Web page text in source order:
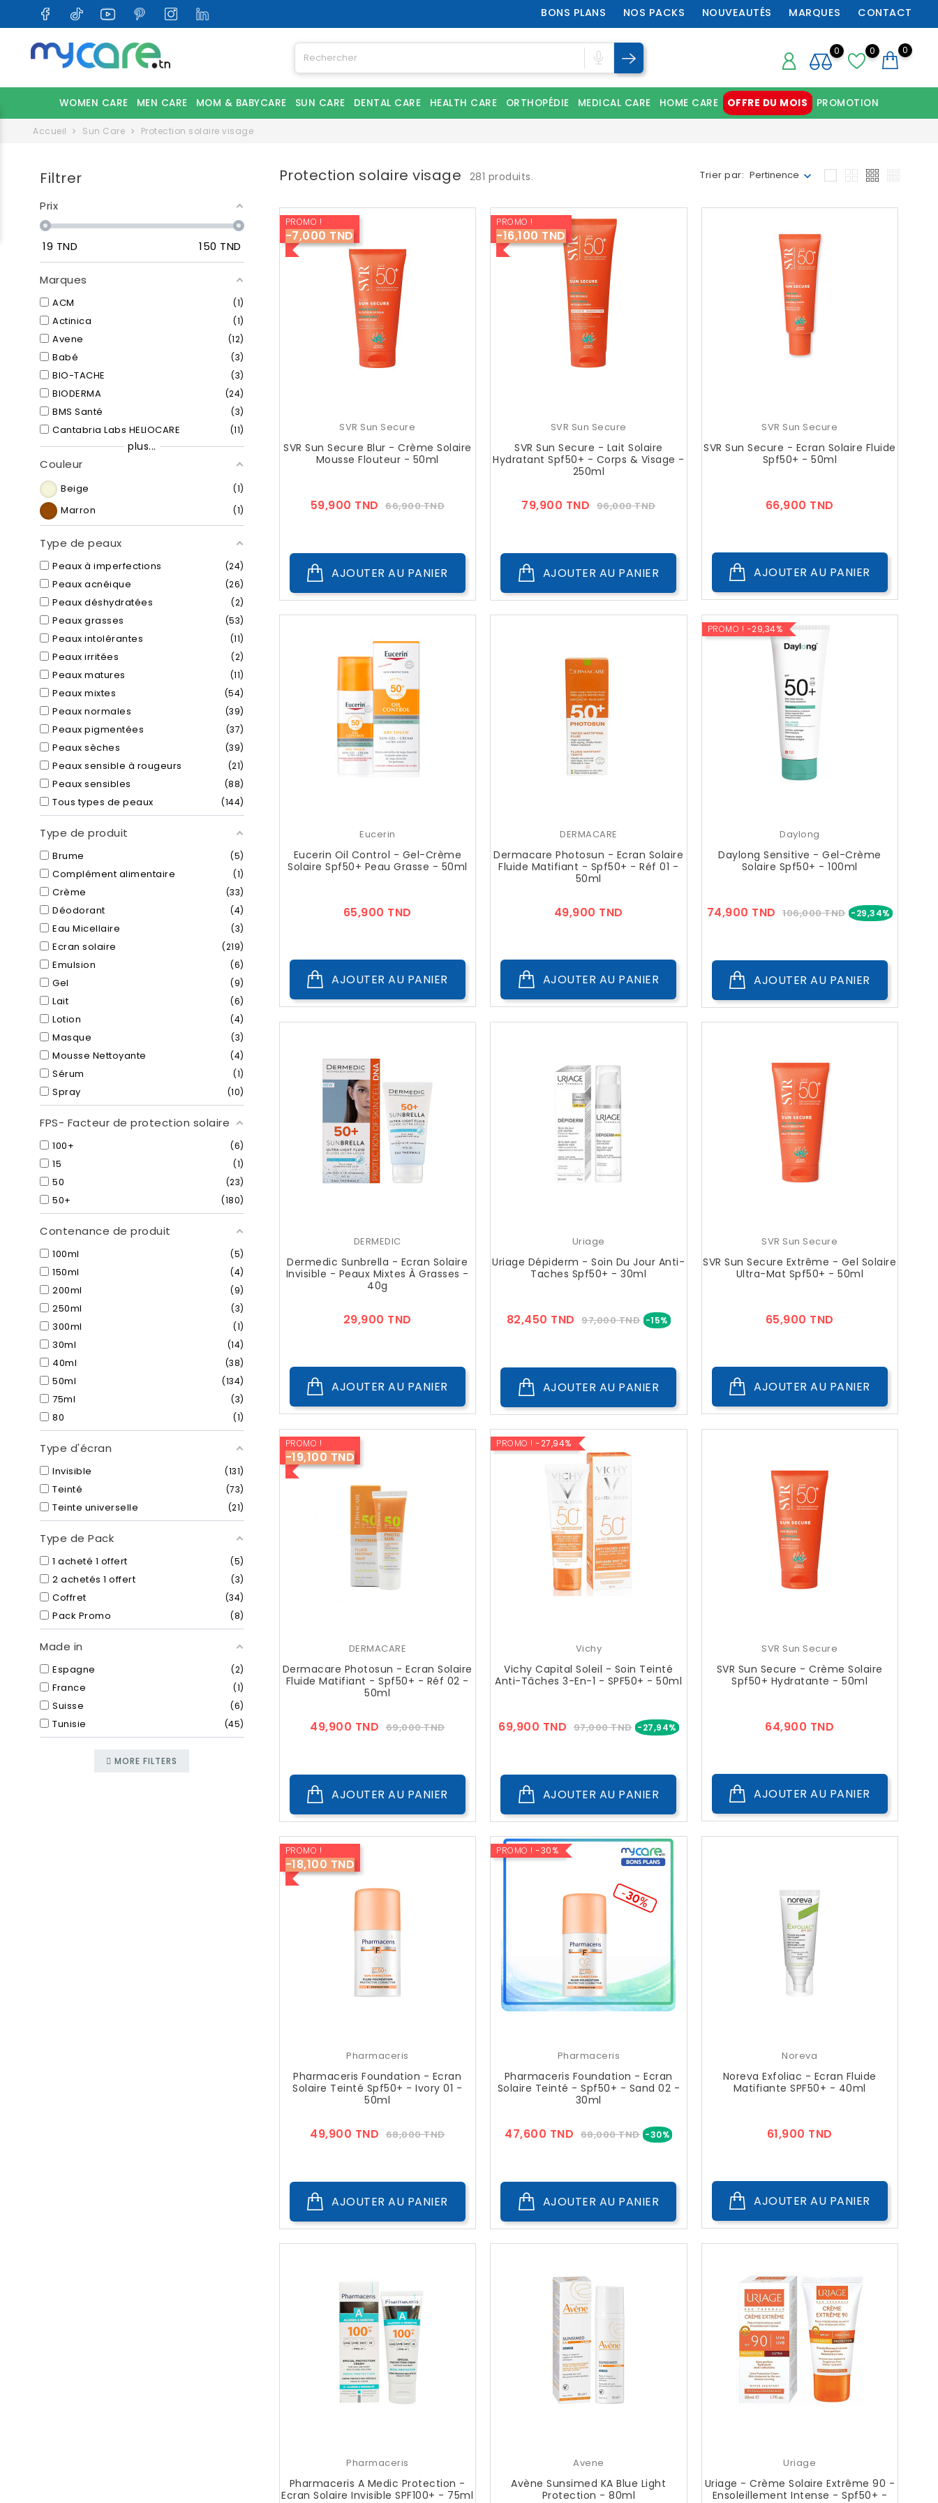
BONS PLANS NOS PACKS NOUVEAUTÉS MARQUES CONTACT
0 0
0
WOMEN CARE MEN CARE MOM & BABYCARE SUN CARE DENTAL CARE HEALTH CARE ORTHOPÉDIE MEDICAL CARE HOME CARE OFFRE DU MOIS PROMOTION
Accueil Sun Care Protection solaire visage
Filtrer
Prix
19 TND 150 TND
Marques
ACM 1
Actinica 1
Avene 12
Babé 3
BIO-TACHE 3
BIODERMA 24
BMS Santé 3
Cantabria Labs HELIOCARE 11
plus...
Couleur
Beige 1
Marron 1
Type de peaux
Peaux à imperfections 24
Peaux acnéique 26
Peaux déshydratées 2
Peaux grasses 53
Peaux intolérantes 11
Peaux irritées 2
Peaux matures 11
Peaux mixtes 54
Peaux normales 39
Peaux pigmentées 37
Peaux sèches 39
Peaux sensible à rougeurs 21
Peaux sensibles 88
Tous types de peaux 144
Type de produit
Brume 5
Complément alimentaire 1
Crème 33
Déodorant 4
Eau Micellaire 3
Ecran solaire 219
Emulsion 6
Gel 9
Lait 6
Lotion 4
Masque 3
Mousse Nettoyante 4
Sérum 1
Spray 10
FPS- Facteur de protection solaire
100+ 6
15 1
50 23
50+ 180
Contenance de produit
100ml 5
150ml 4
200ml 9
250ml 3
300ml 1
30ml 14
40ml 38
50ml 134
75ml 3
80 1
Type d'écran
Invisible 131
Teinté 73
Teinte universelle 21
Type de Pack
1 acheté 1 offert 5
2 achetés 1 offert 3
Coffret 34
Pack Promo 8
Made in
Espagne 2
France 1
Suisse 6
Tunisie 45
MORE FILTERS
Protection solaire visage 281 produits. Trier par: Pertinence
PROMO !
-7,000 TND
SVR Sun Secure
SVR Sun Secure Blur - Crème Solaire
Mousse Flouteur - 50ml
59,900 TND Prix
66,900 TNDPrix
AJOUTER AU PANIER
PROMO !
-16,100 TND
SVR Sun Secure
SVR Sun Secure - Lait Solaire
Hydratant Spf50+ - Corps & Visage -
250ml
79,900 TND Prix
96,000 TNDPrix
AJOUTER AU PANIER
SVR Sun Secure
SVR Sun Secure - Ecran Solaire Fluide
Spf50+ - 50ml
66,900 TND
AJOUTER AU PANIER
Eucerin
Eucerin Oil Control - Gel-Crème
Solaire Spf50+ Peau Grasse - 50ml
65,900 TND
AJOUTER AU PANIER
DERMACARE
Dermacare Photosun - Ecran Solaire
Fluide Matifiant - Spf50+ - Réf 01 -
50ml
49,900 TND
AJOUTER AU PANIER
PROMO ! -29,34%
Daylong
Daylong Sensitive - Gel-Crème
Solaire Spf50+ - 100ml
74,900 TND Prix
106,000 TND -29,34% Prix
AJOUTER AU PANIER
DERMEDIC
Dermedic Sunbrella - Ecran Solaire
Invisible - Peaux Mixtes À Grasses -
40g
29,900 TND
AJOUTER AU PANIER
Uriage
Uriage Dépiderm - Soin Du Jour Anti-
Taches Spf50+ - 30ml
82,450 TND Prix
97,000 TND -15% Prix
AJOUTER AU PANIER
SVR Sun Secure
SVR Sun Secure Extrême - Gel Solaire
Ultra-Mat Spf50+ - 50ml
65,900 TND
AJOUTER AU PANIER
PROMO !
-19,100 TND
DERMACARE
Dermacare Photosun - Ecran Solaire
Fluide Matifiant - Spf50+ - Réf 02 -
50ml
49,900 TND Prix
69,000 TNDPrix
AJOUTER AU PANIER
PROMO ! -27,94%
Vichy
Vichy Capital Soleil - Soin Teinté
Anti-Tâches 3-En-1 - SPF50+ - 50ml
69,900 TND Prix
97,000 TND -27,94% Prix
AJOUTER AU PANIER
SVR Sun Secure
SVR Sun Secure - Crème Solaire
Spf50+ Hydratante - 50ml
64,900 TND
AJOUTER AU PANIER
PROMO !
-18,100 TND
Pharmaceris
Pharmaceris Foundation - Ecran
Solaire Teinté Spf50+ - Ivory 01 -
50ml
49,900 TND Prix
68,000 TNDPrix
AJOUTER AU PANIER
PROMO ! -30%
Pharmaceris
Pharmaceris Foundation - Ecran
Solaire Teinté - Spf50+ - Sand 02 -
30ml
47,600 TND Prix
68,000 TND -30%Prix
AJOUTER AU PANIER
Noreva
Noreva Exfoliac - Ecran Fluide
Matifiante SPF50+ - 40ml
61,900 TND
AJOUTER AU PANIER
Pharmaceris
Pharmaceris A Medic Protection -
Ecran Solaire Invisible SPF100+ - 75ml
Avene
Avène Sunsimed KA Blue Light
Protection - 80ml
Uriage
Uriage - Crème Solaire Extrême 90 -
Ensoleillement Intense - Spf50+ -